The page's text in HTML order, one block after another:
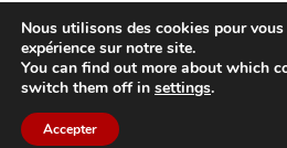
©HOCKEY CLUB MORZINE-AVORIAZ
Nous utilisons des cookies pour
expérience sur notre site.
You can find out more about which
switch them off in settings.
Accepter